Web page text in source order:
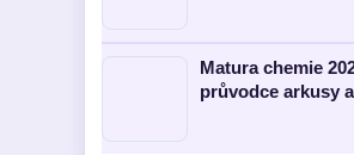
Matura chemie
průvodce arkusy